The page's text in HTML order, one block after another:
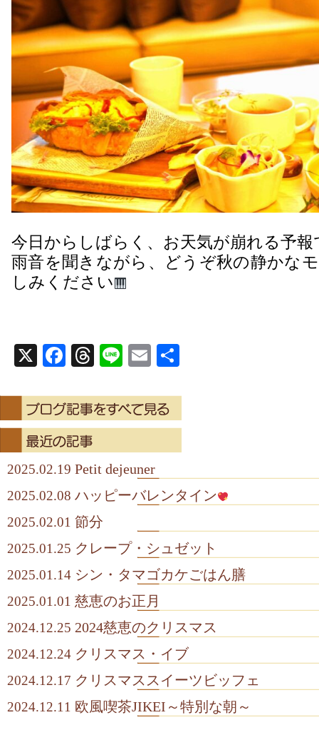
今日からしばらく、お天気が崩れる予報
雨音を聞きながら、どうぞ秋の静かな
しみください
X Facebook
Threads
LineEmail
2025.02.19 Petit dejeuner
2025.02.08 ハッピーバレンタイン
2025.02.01 節分
2025.01.25 クレープ・シュゼット
2025.01.14 シン・タマゴカケごはん膳
2025.01.01 慈恵のお正月
2024.12.25 2024慈恵のクリスマス
2024.12.24 クリスマス・イブ
2024.12.17 クリスマススイーツビッフェ
2024.12.11 欧風喫茶JIKEI～特別な朝～